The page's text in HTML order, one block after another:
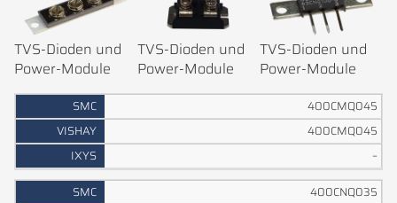
TVS-Dioden und
Power-Module
TVS-Dioden und
Power-Module
TVS-Dioden und
Power-Module
M
C
I
S
A
I
X
S
400CMQ045
400CMQ045
–
400CNQ035